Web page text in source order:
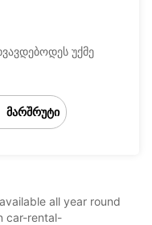
უქმე
მარშრუტი
all year round
car-rental-